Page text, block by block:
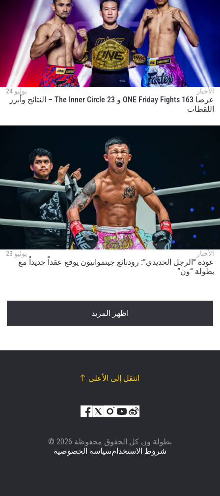
الأخبار يوليو 24
عرضا ONE Friday Fights 163 و The Inner Circle 23 – النتائج وأبرز
اللقطات
الأخبار يوليو 23
عودة “الرجل الحديدي”: رودتانغ جيتموانيون يوقع عقداً جديداً مع
بطولة “ون”
اظهر المزيد
انتقل إلى الأعلى
© بطولة ون كل الحقوق محفوظة 2026
سياسة الخصوصيةشروط الاستخدام